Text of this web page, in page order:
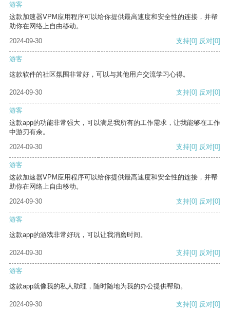
游客
这款加速器VPM应用程序可以给你提供最高速度和安全性的连接，并帮
助你在网络上自由移动。
2024-09-30
支持[0] 反对[0]
游客
这款软件的社区氛围非常好，可以与其他用户交流学习心得。
2024-09-30 支持[0] 反对[0]
游客
这款app的功能非常强大，可以满足我所有的工作需求，让我能够在工作
中游刃有余。
2024-09-30
支持[0] 反对[0]
游客
这款加速器VPM应用程序可以给你提供最高速度和安全性的连接，并帮
助你在网络上自由移动。
2024-09-30
支持[0] 反对[0]
游客
这款app的游戏非常好玩，可以让我消磨时间。
2024-09-30 支持[0] 反对[0]
游客
这款app就像我的私人助理，随时随地为我的办公提供帮助。
2024-09-30 支持[0] 反对[0]